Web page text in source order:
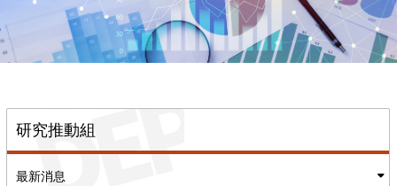
研究推動組
最新消息